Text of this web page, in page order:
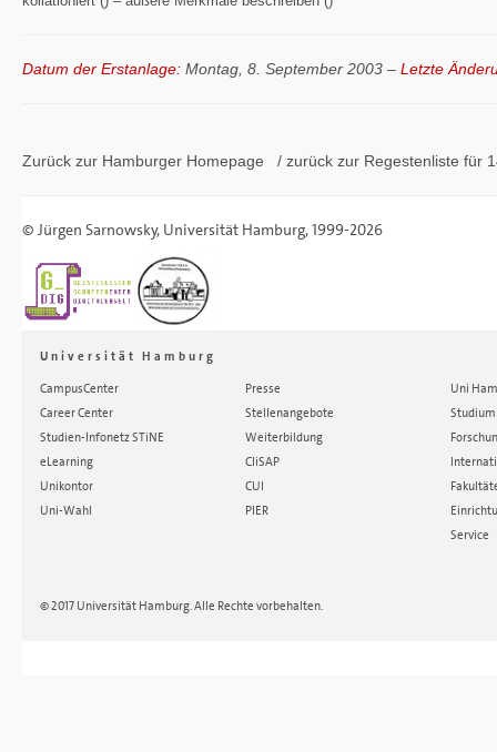
Datum der Erstanlage: Montag, 8. September 2003 – Letzte
Zurück zur Hamburger Homepage / zurück zur Regestenliste für
© Jürgen Sarnowsky, Universität Hamburg, 1999-2026